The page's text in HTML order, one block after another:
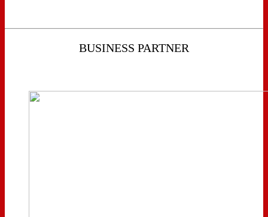
BUSINESS PARTNER